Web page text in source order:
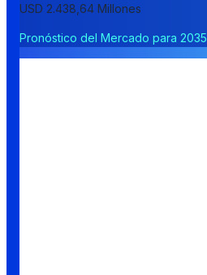
USD 2.438,64 Millones
Pronóstico del Mercado para 2035